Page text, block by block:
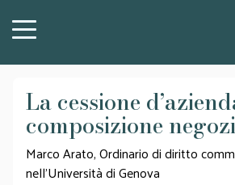
La cessione
composizione
Marco Arato, Ordinario di diritto
nell'Università di Genova